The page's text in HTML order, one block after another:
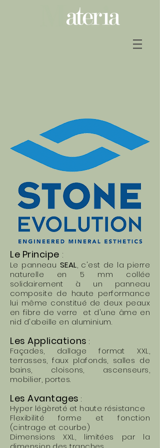
Le Principe :
Le panneau SEAL, c'est de la pierre
naturelle en 5 mm collée
solidairement à un panneau
composite de haute performance
lui même constitué de deux peaux
en fibre de verre et d'une âme en
nid d'abeille en aluminium.
Les Applications :
Façades, dallage format XXL,
terrasses, faux plafonds, salles de
bains, cloisons, ascenseurs,
mobilier, portes.
Les Avantages :
Hyper légèreté et haute résistance
Flexibilité forme et fonction
(cintrage et courbe)
Dimensions XXL, limitées par la